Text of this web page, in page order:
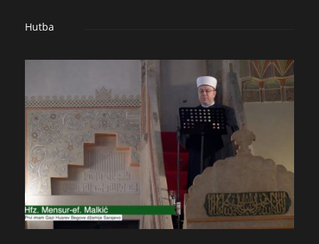
Hutba